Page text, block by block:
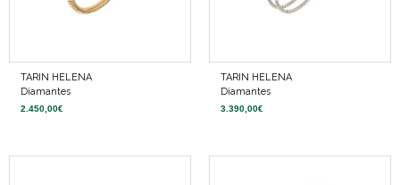
TARIN HELENA
Diamantes
2.450,00€
TARIN HELENA
Diamantes
3.390,00€